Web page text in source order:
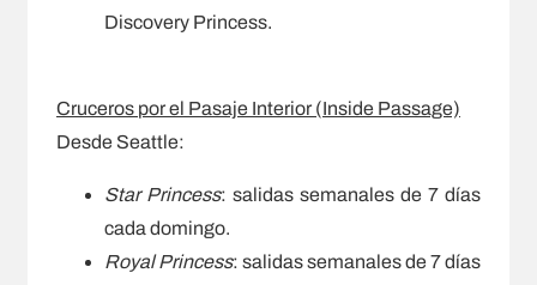
Discovery Princess.
Cruceros por el Pasaje Interior (Inside Passage)
Desde Seattle:
Star Princess: salidas semanales de 7 días
cada domingo.
Royal Princess: salidas semanales de 7 días